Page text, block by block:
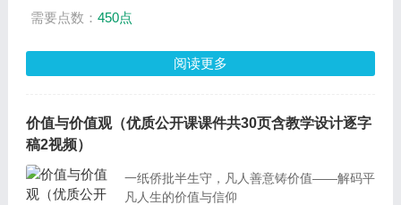
需要点数： 450点
阅读更多
价值与价值观（优质公开课课件共30页含教学设计逐字
稿2视频）
一纸侨批半生守，凡人善意铸价值——解码平
凡人生的价值与信仰